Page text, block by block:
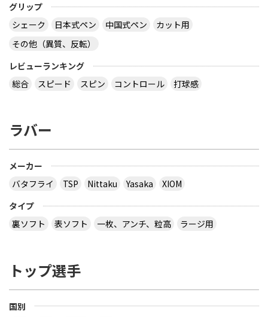
グリップ
シェーク
日本式ペン 中国式ペン
カット用
その他（異質、反転）
レビューランキング
総合
スピード スピン コントロール 打球感
ラバー
メーカー
バタフライ
TSP Nittaku Yasaka
XIOM
タイプ
裏ソフト
表ソフト 一枚、アンチ、粒高 ラージ用
トップ選手
国別